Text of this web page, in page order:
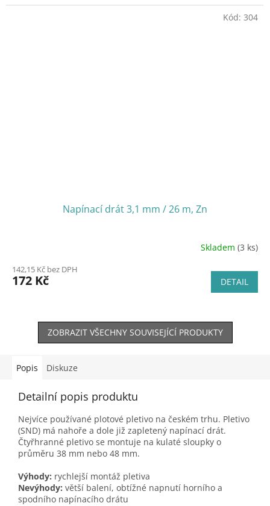
Napínací drát 3,1 mm / 26 m, Zn
Skladem (3 ks)
142,15 Kč bez DPH
172 Kč DETAIL
Kód: 304
ZOBRAZIT VŠECHNY SOUVISEJÍCÍ PRODUKTY
Popis Diskuze
Detailní popis produktu
Nejvíce používané plotové pletivo na českém trhu. Pletivo
(SND) má nahoře a dole již zapletený napínací drát.
Čtyřhranné pletivo se montuje na kulaté sloupky o
průměru 38 mm nebo 48 mm.
Výhody: rychlejší montáž pletiva
Nevýhody: větší balení, obtížné napnutí horního a
spodního napínacího drátu